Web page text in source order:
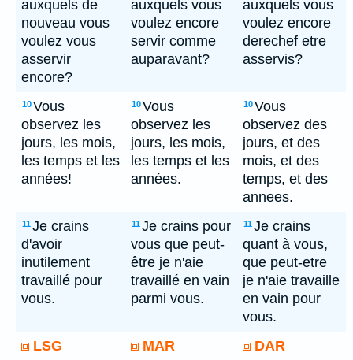
auxquels de
nouveau vous
voulez vous
asservir
encore?
auxquels vous
voulez encore
servir comme
auparavant?
auxquels vous
voulez encore
derechef etre
asservis?
10Vous
observez les
jours, les mois,
les temps et les
années!
10Vous
observez les
jours, les mois,
les temps et les
années.
10Vous
observez des
jours, et des
mois, et des
temps, et des
annees.
11Je crains
d'avoir
inutilement
travaillé pour
vous.
11Je crains pour
vous que peut-
être je n'aie
travaillé en vain
parmi vous.
11Je crains
quant à vous,
que peut-etre
je n'aie travaille
en vain pour
vous.
LSG
MAR DAR